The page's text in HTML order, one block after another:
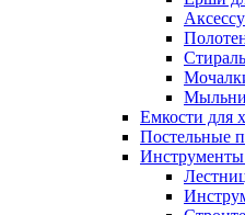
Емкости для
Постельные
Инструменты